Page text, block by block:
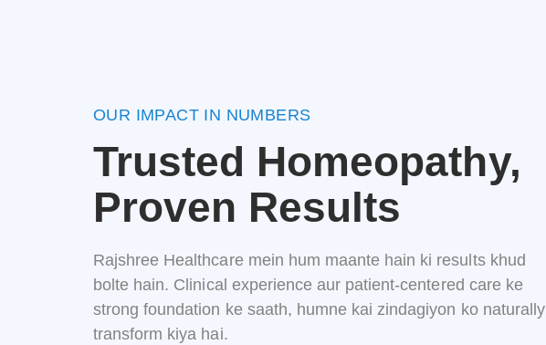
OUR IMPACT IN NUMBERS
Trusted Homeopathy,
Proven Results
Rajshree Healthcare mein hum maante hain ki results khud
bolte hain. Clinical experience aur patient-centered care ke
strongfoundation ke saath, humne kaizindagiyon ko naturally
transform kiya hai.